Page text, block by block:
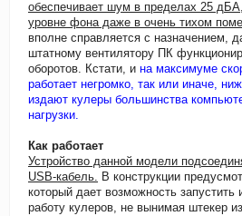
обеспечивает шум в пределах 25
уровне фона даже в очень тихом
вполне справляется с назначением,
штатному вентилятору ПК
оборотов. Кстати, и на максимуме
работает негромко, так или иначе,
издают кулеры большинства
нагрузки.
Как работает
Устройство данной модели
USB-кабель. В конструкции
который дает возможность запустить
работу кулеров, не вынимая штекер